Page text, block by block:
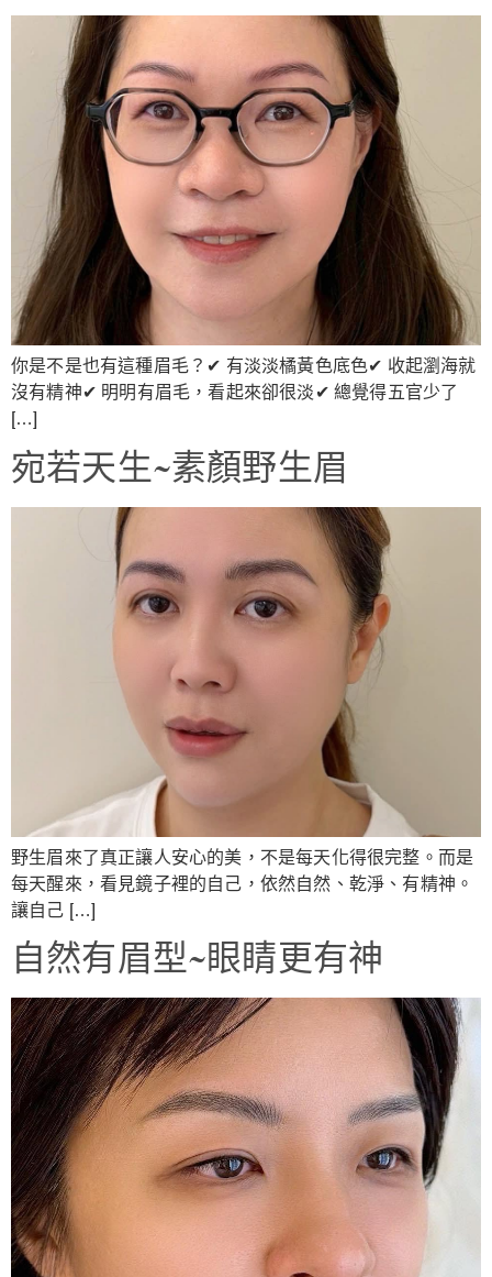
你是不是也有這種眉毛？✔ 有淡淡橘黃色底色✔ 收起瀏海就
沒有精神✔ 明明有眉毛，看起來卻很淡✔ 總覺得五官少了
[…]
宛若天生~素顏野生眉
野生眉來了真正讓人安心的美，不是每天化得很完整。而是
每天醒來，看見鏡子裡的自己，依然自然、乾淨、有精神。
讓自己 […]
自然有眉型~眼睛更有神